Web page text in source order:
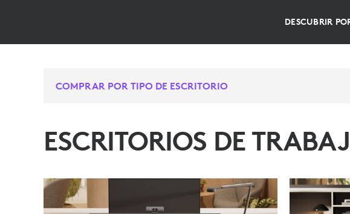
DESCUBRIR
COMPRAR POR TIPO DE ESCRITORIO
ESCRITORIOS DE